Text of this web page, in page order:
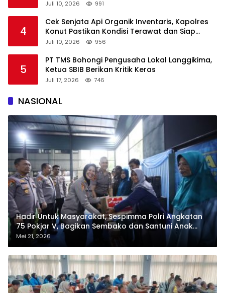
Pemegang IUP di Konut
Juli 10, 2026 991
4
Cek Senjata Api Organik Inventaris, Kapolres
Konut Pastikan Kondisi Terawat dan Siap
Digunakan
Juli 10, 2026 956
5
PT TMS Bohongi Pengusaha Lokal Langgikima,
Ketua SBIB Berikan Kritik Keras
Juli 17, 2026 746
NASIONAL
Hadir Untuk Masyarakat, Sespimma Polri Angkatan
75 Pokjar V, Bagikan Sembako dan Santuni Anak
Yatim
Mei 21, 2026